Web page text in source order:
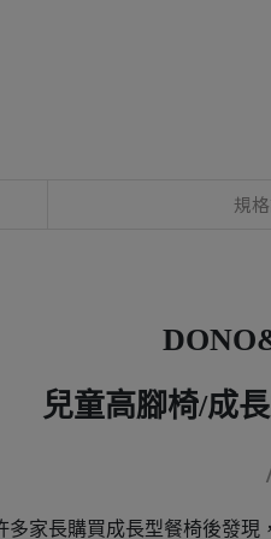
規
兒童高腳椅/成
多家長購買成長型餐椅後發現